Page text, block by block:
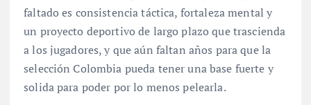
faltado es consistencia táctica, fortaleza mental y
un proyecto deportivo de largo plazo que trascienda
a los jugadores, y que aún faltan años para que la
selección Colombia pueda tener una base fuerte y
solida para poder por lo menos pelearla.